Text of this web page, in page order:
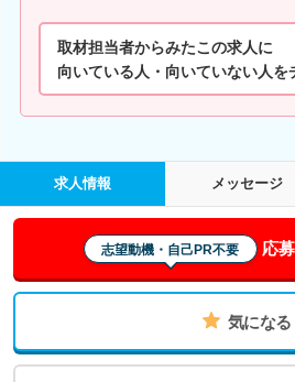
取材担当者からみたこの求人に
向いている人・向いていない人を
求人情報 メッセージ
志望動機・自己PR不要 応募
気になる